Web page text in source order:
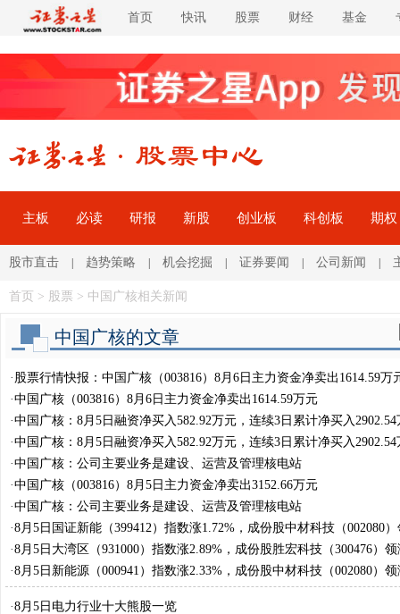
首页 快讯 股票 财经 基金
主板 必读 研报 新股 创业板 科创板 期权
股市直击 | 趋势策略 | 机会挖掘 | 证券要闻 | 公司新闻 |
首页 > 股票 > 中国广核相关新闻
中国广核的文章
· 股票行情快报：中国广核（003816）8月6日主力资金净卖出1614.59万
·中国广核（003816）8月6日主力资金净卖出1614.59万元
·中国广核：8月5日融资净买入582.92万元，连续3日累计净买入2902.54
·中国广核：8月5日融资净买入582.92万元，连续3日累计净买入2902.54
·中国广核：公司主要业务是建设、运营及管理核电站
·中国广核（003816）8月5日主力资金净卖出3152.66万元
·中国广核：公司主要业务是建设、运营及管理核电站
·8月5日国证新能（399412）指数涨1.72%，成份股中材科技（002080
·8月5日大湾区（931000）指数涨2.89%，成份股胜宏科技（300476）领
·8月5日新能源（000941）指数涨2.33%，成份股中材科技（002080）领
·8月5日电力行业十大熊股一览